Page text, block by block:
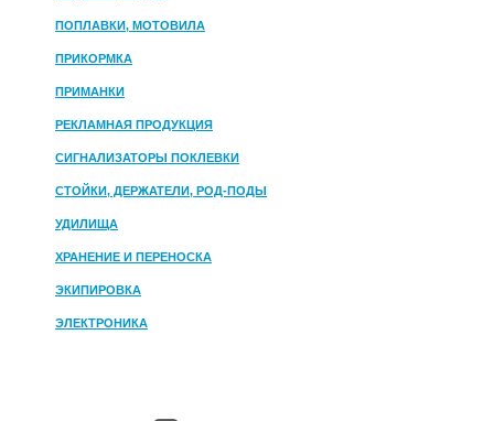
ПОПЛАВКИ, МОТОВИЛА
ПРИКОРМКА
ПРИМАНКИ
РЕКЛАМНАЯ ПРОДУКЦИЯ
СИГНАЛИЗАТОРЫ ПОКЛЕВКИ
СТОЙКИ, ДЕРЖАТЕЛИ, РОД-ПОДЫ
УДИЛИЩА
ХРАНЕНИЕ И ПЕРЕНОСКА
ЭКИПИРОВКА
ЭЛЕКТРОНИКА